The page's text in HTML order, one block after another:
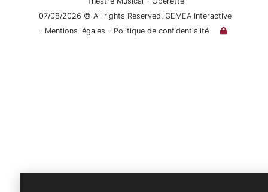
07/08/2026 © All rights Reserved. GEMEA Interactive
- Mentions légales - Politique de confidentialité